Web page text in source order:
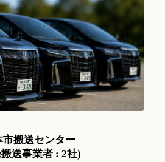
市搬送センター
送事業者 : 2社)